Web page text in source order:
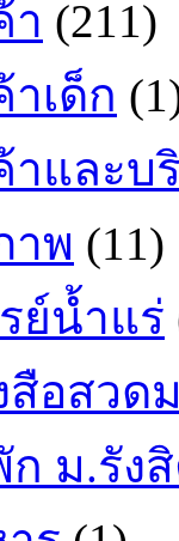
า (211)
เด็ก
และบ
าพ (11)
ย์น้ำแร่
สือสวด
ม.รัง